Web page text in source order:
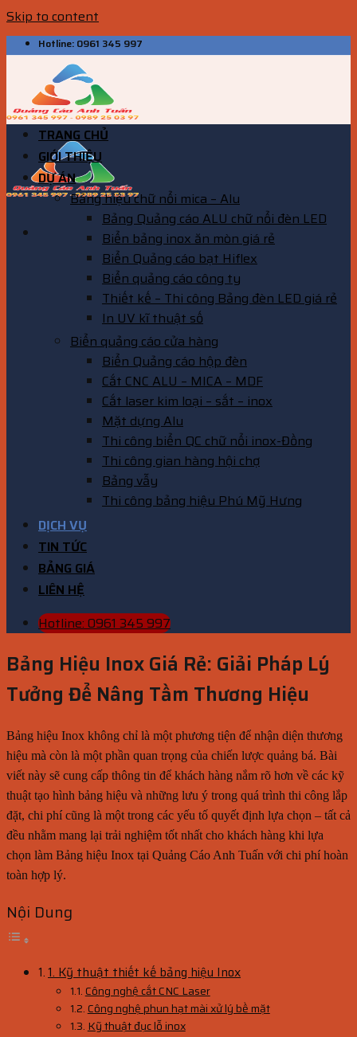
Skip to content
Hotline: 0961 345 997
TRANG CHỦ
GIỚI THIỆU
DỰ ÁN
Bảng hiệu chữ nổi mica – Alu
Bảng Quảng cáo ALU chữ nổi đèn LED
Biển bảng inox ăn mòn giá rẻ
Biển Quảng cáo bạt Hiflex
Biển quảng cáo công ty
Thiết kế – Thi công Bảng đèn LED giá rẻ
In UV kĩ thuật số
Biển quảng cáo cửa hàng
Biển Quảng cáo hộp đèn
Cắt CNC ALU – MICA – MDF
Cắt laser kim loại – sắt – inox
Mặt dựng Alu
Thi công biển QC chữ nổi inox-Đồng
Thi công gian hàng hội chợ
Bảng vẫy
Thi công bảng hiệu Phú Mỹ Hưng
DỊCH VỤ
TIN TỨC
BẢNG GIÁ
LIÊN HỆ
Hotline: 0961 345 997
Bảng Hiệu Inox Giá Rẻ: Giải Pháp Lý
Tưởng Để Nâng Tầm Thương Hiệu
Bảng hiệu Inox không chỉ là một phương tiện để nhận diện thương
hiệu mà còn là một phần quan trọng của chiến lược quảng bá. Bài
viết này sẽ cung cấp thông tin để khách hàng nắm rõ hơn về các kỹ
thuật tạo hình bảng hiệu và những lưu ý trong quá trình thi công lắp
đặt, chi phí cũng là một trong các yếu tố quyết định lựa chọn – tất cả
đều nhằm mang lại trải nghiệm tốt nhất cho khách hàng khi lựa
chọn làm Bảng hiệu Inox tại Quảng Cáo Anh Tuấn với chi phí hoàn
toàn hợp lý.
Nội Dung
1. Kỹ thuật thiết kế bảng hiệu Inox
Công nghệ cắt CNC Laser
Công nghệ phun hạt mài xử lý bề mặt
Kỹ thuật đục lỗ inox